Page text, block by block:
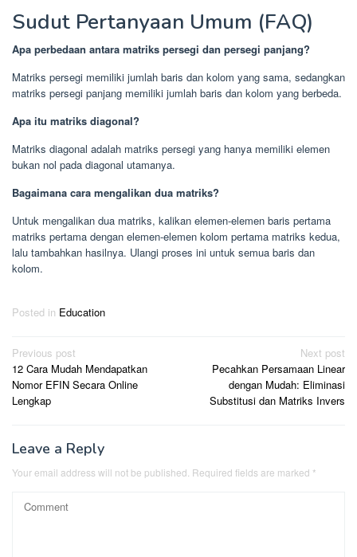
Sudut Pertanyaan Umum (FAQ)
Apa perbedaan antara matriks persegi dan persegi panjang?
Matriks persegi memiliki jumlah baris dan kolom yang sama, sedangkan
matriks persegi panjang memiliki jumlah baris dan kolom yang berbeda.
Apa itu matriks diagonal?
Matriks diagonal adalah matriks persegi yang hanya memiliki elemen
bukan nol pada diagonal utamanya.
Bagaimana cara mengalikan dua matriks?
Untuk mengalikan dua matriks, kalikan elemen-elemen baris pertama
matriks pertama dengan elemen-elemen kolom pertama matriks kedua,
lalu tambahkan hasilnya. Ulangi proses ini untuk semua baris dan
kolom.
Posted in Education
Post
navigation
Previous post
12 Cara Mudah Mendapatkan
Nomor EFIN Secara Online
Lengkap
Next post
Pecahkan Persamaan Linear
dengan Mudah: Eliminasi
Substitusi dan Matriks Invers
Leave a Reply
Your email address will not be published. Required fields are marked *